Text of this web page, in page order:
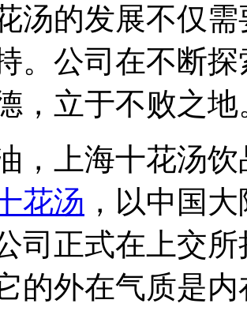
汤的发展不仅
。公司在不断
，立于不败之地
，上海十花汤
花汤 ，以中国
司正式在上交
的外在气质是